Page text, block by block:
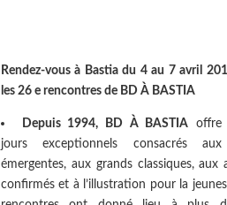
Rendez-vous à Bastia du 4 au 7 avril
les 26 e rencontres de BD À BASTIA
Depuis 1994, BD À BASTIA offre
jours exceptionnels consacrés
émergentes, aux grands classiques, aux
confirmés et à l’illustration pour la